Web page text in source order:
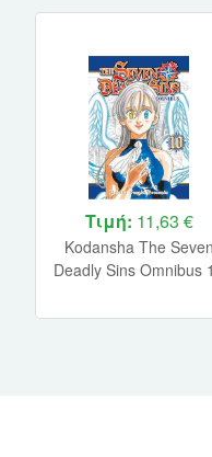
Τιμή: 11,63 €
Kodansha The Seven
Deadly Sins Omnibus
Manga